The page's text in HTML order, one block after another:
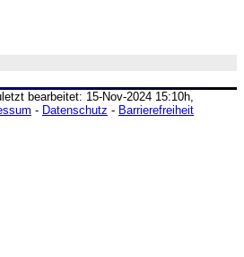
bearbeitet: 15-Nov-2024 15:10h,
- Datenschutz - Barrierefreiheit